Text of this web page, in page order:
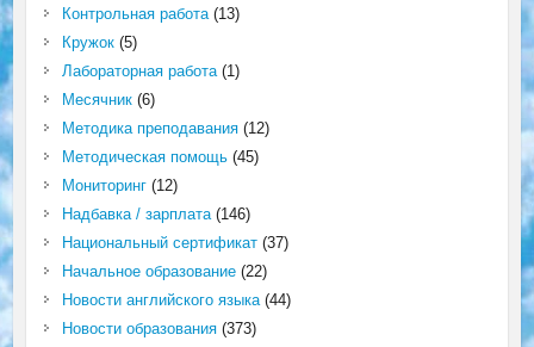
Контрольная работа(13)
Кружок(5)
Лабораторная работа(1)
Месячник(6)
Методика преподавания(12)
Методическая помощь(45)
Мониторинг(12)
Надбавка / зарплата(146)
Национальный сертификат(37)
Начальное образование(22)
Новости английского языка(44)
Новости образования(373)